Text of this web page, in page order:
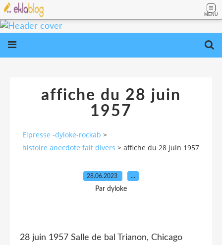
MENU
affiche du 28 juin
1957
Elpresse -dyloke-rockab >
histoire anecdote fait divers > affiche du 28 juin 1957
28.06.2023 …
Par dyloke
28 juin 1957 Salle de bal Trianon, Chicago